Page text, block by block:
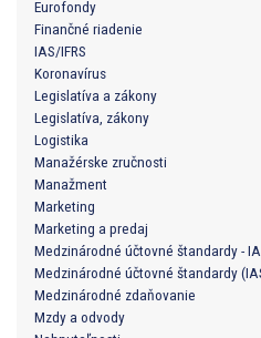
Eurofondy
Finančné riadenie
IAS/IFRS
Koronavírus
Legislatíva a zákony
Legislatíva, zákony
Logistika
Manažérske zručnosti
Manažment
Marketing
Marketing a predaj
Medzinárodné účtovné štandardy -
Medzinárodné účtovné štandardy
Medzinárodné zdaňovanie
Mzdy a odvody